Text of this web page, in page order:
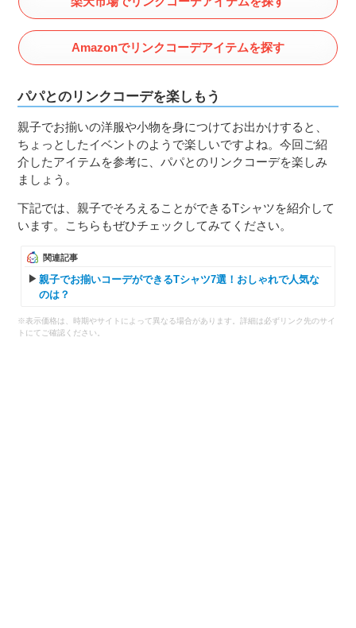
Amazonでリンクコーデアイテムを探す
パパとのリンクコーデを楽しもう
親子でお揃いの洋服や小物を身につけてお出かけすると、
ちょっとしたイベントのようで楽しいですよね。今回ご紹
介したアイテムを参考に、パパとのリンクコーデを楽しみ
ましょう。
下記では、親子でそろえることができるTシャツを紹介して
います。こちらもぜひチェックしてみてください。
関連記事
親子でお揃いコーデができるTシャツ7選！おしゃれで人気な
のは？
※表示価格は、時期やサイトによって異なる場合があります。詳細は必ずリンク先のサイ
トにてご確認ください。